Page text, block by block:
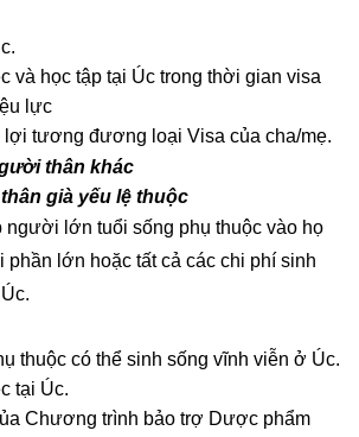
và học tập tại Úc trong thời gian visa
lực
tương đương loại Visa của cha/mẹ.
thân khác
già yếu lệ thuộc
người lớn tuổi sống phụ thuộc vào họ
phần lớn hoặc tất cả các chi phí sinh
thuộc có thể sinh sống vĩnh viễn ở Úc.
tại Úc.
Chương trình bảo trợ Dược phẩm